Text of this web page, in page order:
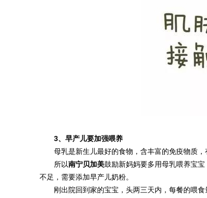
3、 早产儿要加强喂养
母乳是新生儿最好的食物，含丰富的免疫物质，
所以南宁贝加美鼓励新妈妈要多用母乳喂养宝
不足，需要添加早产儿奶粉。
刚出院回到家的宝宝，头两三天内，每餐的喂